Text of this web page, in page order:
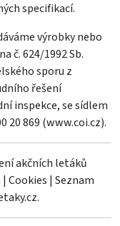
specifikací.
výrobky nebo
č. 624/1992 Sb.
sporu z
řešení
inspekce, se sídlem
20 869 (www.coi.cz).
akčních letáků
| Cookies | Seznam